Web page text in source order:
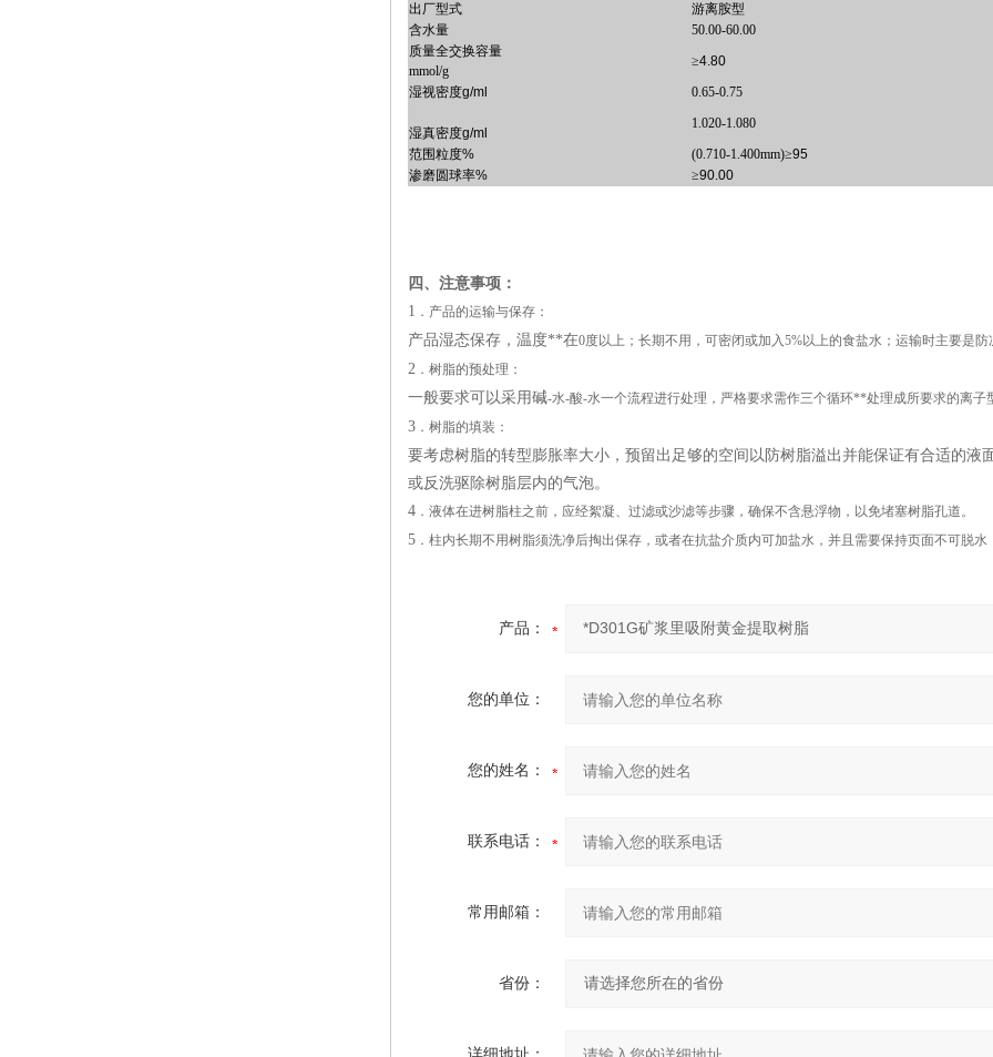
出厂型式
游离胺型
含水量
50.00-60.00
质量全交换容量
mmol/g
≥4.80
湿视密度g/ml 0.65-0.75
湿真密度g/ml
1.020-1.080
范围粒度% (0.710-1.400mm)≥95
渗磨圆球率% ≥90.00
四、注意事项：
1 ．产品的运输与保存：
产品湿态保存，温度**在0度以上；长期不用，可密闭或加入5%以上的食盐水；运输时主要是
2 ．树脂的预处理：
一般要求可以采用碱-水-酸-水一个流程进行处理，严格要求需作三个循环**处理成所要求的离子
3 ．树脂的填装：
要考虑树脂的转型膨胀率大小，预留出足够的空间以防树脂溢出并能保证有合适的
或反洗驱除树脂层内的气泡。
4 ．液体在进树脂柱之前，应经絮凝、过滤或沙滤等步骤，确保不含悬浮物，以免堵塞树脂孔道。
5 ．柱内长期不用树脂须洗净后掏出保存，或者在抗盐介质内可加盐水，并且需要保持页面不可脱
产品：
您的单位：
您的姓名：
联系电话：
常用邮箱：
省份：